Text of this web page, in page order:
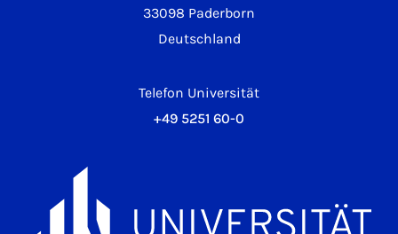
33098 Paderborn
Deutschland
Telefon Universität
+49 5251 60-0